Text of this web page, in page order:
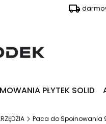
PŁYTEK SOLID
Paca do Spoinowania